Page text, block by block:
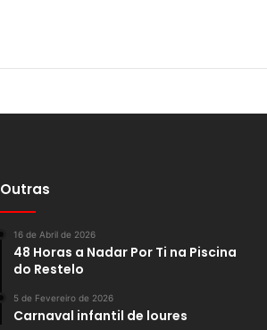
Outras
16 de Abril de 2026
48 Horas a Nadar Por Ti na Piscina
do Restelo
5 de Fevereiro de 2026
Carnaval infantil de loures